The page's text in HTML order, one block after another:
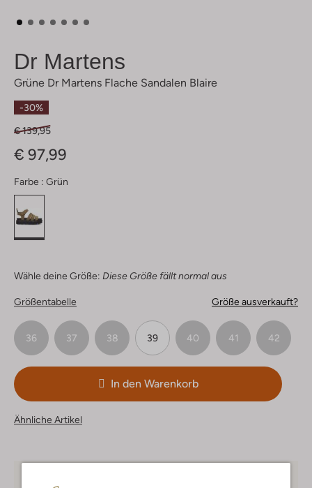
Dr Martens
Grüne Dr Martens Flache Sandalen Blaire
-30%
€ 139,95
€ 97,99
Farbe : Grün
Wähle deine Größe: Diese Größe fällt normal aus
Größentabelle Größe ausverkauft?
36 37 38 39 40 41 42
In den Warenkorb
Ähnliche Artikel